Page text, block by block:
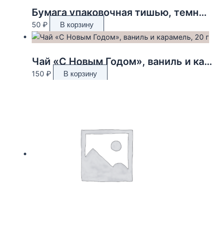
Бумага упаковочная тишью, темно-зелёная, 50 х 66 см
50 ₽ В корзину
Чай «С Новым Годом», ваниль и карамель, 20 г
150 ₽ В корзину